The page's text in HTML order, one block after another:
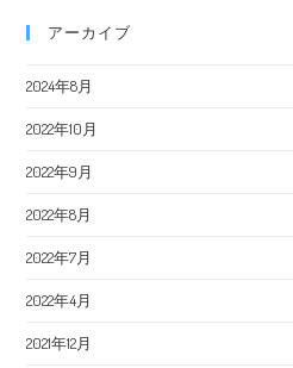
アーカイブ
2024年8月
2022年10月
2022年9月
2022年8月
2022年7月
2022年4月
2021年12月